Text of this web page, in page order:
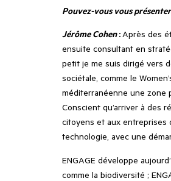
Pouvez-vous vous
Jérôme Cohen:Après des
ensuite consultant en
petit je me suis dirigé vers
sociétale, comme le
méditerranéenne une zone
Conscient qu’arriver à des
citoyens et aux entreprises
technologie, avec une
ENGAGE développe
comme la biodiversité ;